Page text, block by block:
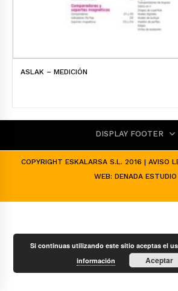
ASLAK – MEDICIÓN
DISPLAY FOOTER
COPYRIGHT ESKALARSA S.L. 2016 | AVISO
WEB: DENADA ESTUDIO
Si continuas utilizando este sitio aceptas el
información
Aceptar